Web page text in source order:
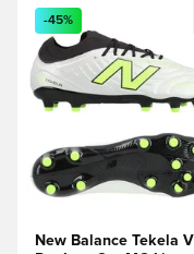
Öppnar en Modal
-45%
New Balance Tekela